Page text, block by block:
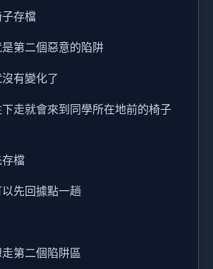
存檔
第二個惡意的陷阱
有變化了
走就會來到同學所在地前的椅子
檔
先回據點一趟
第二個陷阱區